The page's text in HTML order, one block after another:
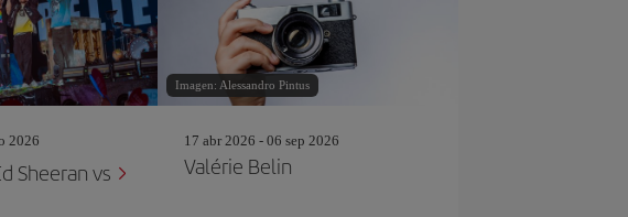
2026
Sheeran vs
Imagen: Alessandro Pintus
17 abr 2026 - 06 sep 2026
Valérie Belin